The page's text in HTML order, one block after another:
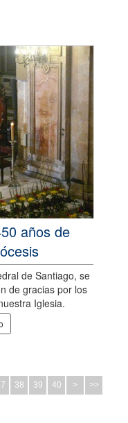
años de
de Santiago, se
de gracias por los
Iglesia.
38 39 40 > >>